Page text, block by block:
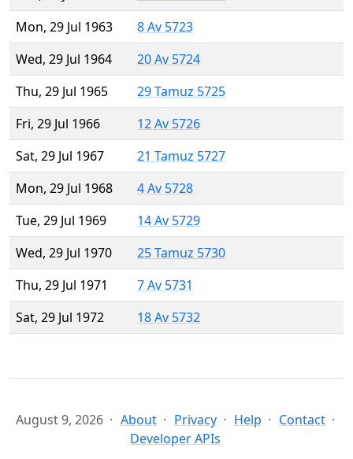
Mon, 29 Jul 1963
8 Av 5723
Wed, 29 Jul 1964
20 Av 5724
Thu, 29 Jul 1965
29 Tamuz 5725
Fri, 29 Jul 1966
12 Av 5726
Sat, 29 Jul 1967
21 Tamuz 5727
Mon, 29 Jul 1968
4 Av 5728
Tue, 29 Jul 1969
14 Av 5729
Wed, 29 Jul 1970
25 Tamuz 5730
Thu, 29 Jul 1971
7 Av 5731
Sat, 29 Jul 1972
18 Av 5732
August 9, 2026 About Privacy Help
Contact
Developer APIs